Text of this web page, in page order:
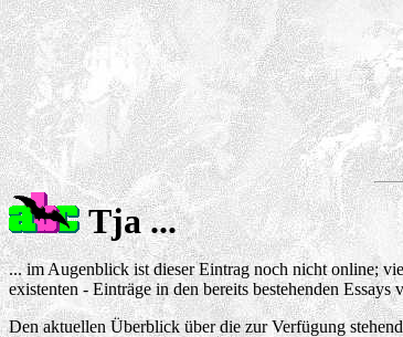
Tja ...
... im Augenblick ist dieser Eintrag noch nicht online;
existenten - Einträge in den bereits bestehenden Essays
Den aktuellen Überblick über die zur Verfügung